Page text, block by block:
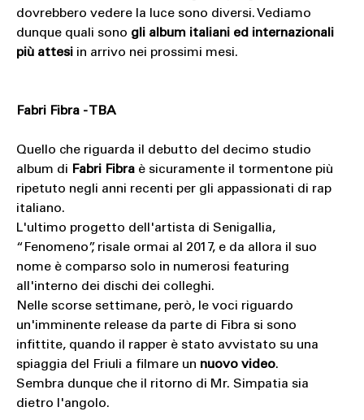
dovrebbero vedere la luce sono diversi. Vediamo
dunque quali sono gli album italiani ed internazionali
più attesiin arrivo nei prossimi mesi.
Fabri Fibra - TBA
Quello che riguarda il debutto del decimo studio
album di Fabri Fibraè sicuramente il tormentone più
ripetuto negli anni recenti per gli appassionati di rap
italiano.
L'ultimo progetto dell'artista di Senigallia,
“Fenomeno”, risale ormai al 2017, e da allora il suo
nome è comparso solo in numerosi featuring
all'interno dei dischi dei colleghi.
Nelle scorse settimane, però, le voci riguardo
un'imminente release da parte di Fibra si sono
infittite, quando il rapper è stato avvistato su una
spiaggia del Friuli a filmare un nuovo video.
Sembra dunque che il ritorno di Mr. Simpatia sia
dietro l'angolo.